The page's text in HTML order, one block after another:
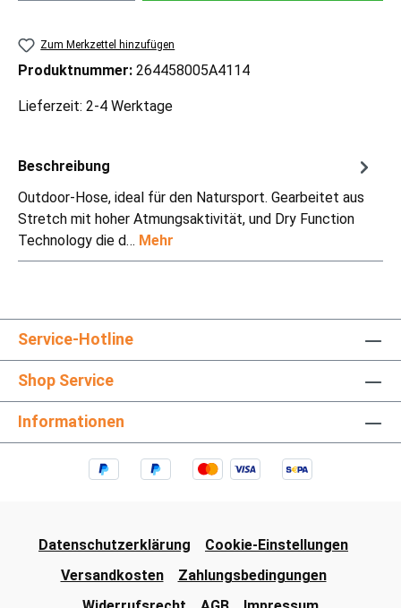
Zum Merkzettel hinzufügen
Produktnummer: 264458005A4114
Lieferzeit: 2-4 Werktage
Beschreibung
Outdoor-Hose, ideal für den Natursport. Gearbeitet aus
Stretch mit hoher Atmungsaktivität, und Dry Function
Technology die d… Mehr
Service-Hotline
Shop Service
Informationen
Datenschutzerklärung
Cookie-Einstellungen
Versandkosten
Zahlungsbedingungen